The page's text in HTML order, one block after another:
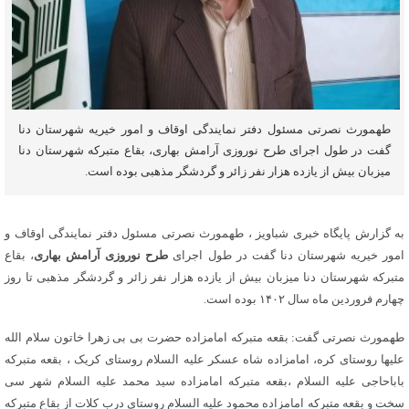
طهمورث نصرتی مسئول دفتر نمایندگی اوقاف و امور خیریه شهرستان دنا
گفت در طول اجرای طرح نوروزی آرامش بهاری، بقاع متبرکه شهرستان دنا
میزبان بیش از یازده هزار نفر زائر و گردشگر مذهبی بوده است.
به گزارش پایگاه خبری شباویز ، طهمورث نصرتی مسئول دفتر نمایندگی اوقاف و
امور خیریه شهرستان دنا گفت در طول اجرای طرح نوروزی آرامش بهاری، بقاع
متبرکه شهرستان دنا میزبان بیش از یازده هزار نفر زائر و گردشگر مذهبی تا روز
چهارم فروردین ماه سال ۱۴۰۲ بوده است.
طهمورث نصرتی گفت: بقعه متبرکه امامزاده حضرت بی بی زهرا خاتون سلام الله
علیها روستای کره، امامزاده شاه عسکر علیه السلام روستای کریک ، بقعه متبرکه
باباحاجی علیه السلام ،بقعه متبرکه امامزاده سید محمد علیه السلام شهر سی
سخت و بقعه متبرکه امامزاده محمود علیه السلام روستای درب کلات از بقاع متبرکه